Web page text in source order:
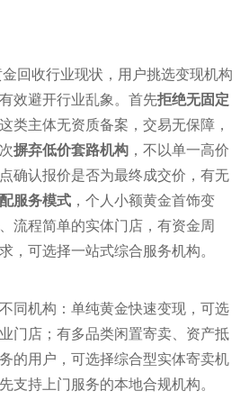
回收行业现状，用户挑选变现机构
效避开行业乱象。首先拒绝无固定
这类主体无资质备案，交易无保障，
摒弃低价套路机构 ，不以单一高价
确认报价是否为最终成交价，有无
服务模式 ，个人小额黄金首饰变
流程简单的实体门店，有资金周
，可选择一站式综合服务机构。
同机构：单纯黄金快速变现，可选
门店；有多品类闲置寄卖、资产抵
的用户，可选择综合型实体寄卖机
支持上门服务的本地合规机构。